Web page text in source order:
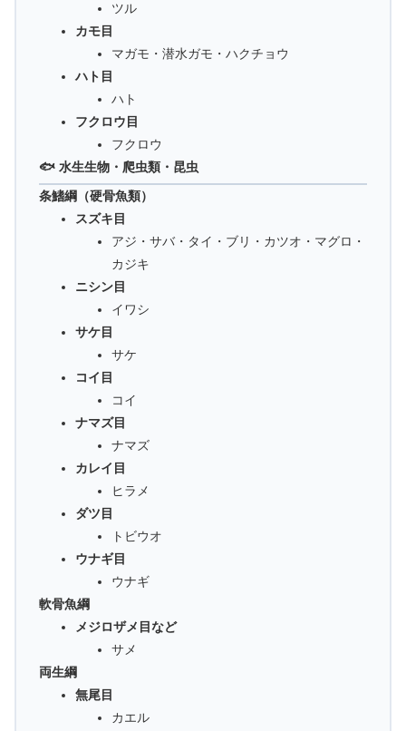
ツル
カモ目
マガモ・潜水ガモ・ハクチョウ
ハト目
ハト
フクロウ目
フクロウ
🐟 水生生物・爬虫類・昆虫
条鰭綱（硬骨魚類）
スズキ目
アジ・サバ・タイ・ブリ・カツオ・マグロ・
カジキ
ニシン目
イワシ
サケ目
サケ
コイ目
コイ
ナマズ目
ナマズ
カレイ目
ヒラメ
ダツ目
トビウオ
ウナギ目
ウナギ
軟骨魚綱
メジロザメ目など
サメ
両生綱
無尾目
カエル